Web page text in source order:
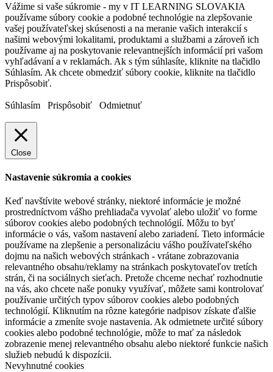
Vážime si vaše súkromie - my v IT LEARNING SLOVAKIA
používame súbory cookie a podobné technológie na zlepšovanie
vašej používateľskej skúsenosti a na meranie vašich interakcií s
našimi webovými lokalitami, produktami a službami a zároveň ich
používame aj na poskytovanie relevantnejších informácií pri vašom
vyhľadávaní a v reklamách. Ak s tým súhlasíte, kliknite na tlačidlo
Súhlasím. Ak chcete obmedziť súbory cookie, kliknite na tlačidlo
Prispôsobiť.
Súhlasím Prispôsobiť Odmietnuť
Close
Nastavenie súkromia a cookies
Keď navštívite webové stránky, niektoré informácie je možné
prostredníctvom vášho prehliadača vyvolať alebo uložiť vo forme
súborov cookies alebo podobných technológií. Môžu to byť
informácie o vás, vašom nastavení alebo zariadení. Tieto informácie
používame na zlepšenie a personalizáciu vášho používateľského
dojmu na našich webových stránkach - vrátane zobrazovania
relevantného obsahu/reklamy na stránkach poskytovateľov tretích
strán, či na sociálnych sieťach. Pretože chceme nechať rozhodnutie
na vás, ako chcete naše ponuky využívať, môžete sami kontrolovať
používanie určitých typov súborov cookies alebo podobných
technológií. Kliknutím na rôzne kategórie nadpisov získate ďalšie
informácie a zmeníte svoje nastavenia. Ak odmietnete určité súbory
cookies alebo podobné technológie, môže to mať za následok
zobrazenie menej relevantného obsahu alebo niektoré funkcie našich
služieb nebudú k dispozícii.
Nevyhnutné cookies